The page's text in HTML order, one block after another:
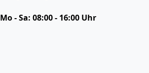
Mo - Sa: 08:00 - 16:00 Uhr